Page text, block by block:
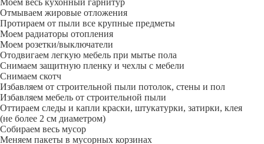
Моем весь кухонный гарнитур
Отмываем жировые отложения
Протираем от пыли все крупные предметы
Моем радиаторы отопления
Моем розетки/выключатели
Отодвигаем легкую мебель при мытье пола
Снимаем защитную пленку и чехлы с мебели
Снимаем скотч
Избавляем от строительной пыли потолок, стены и пол
Избавляем мебель от строительной пыли
Оттираем следы и капли краски, штукатурки, затирки, клея
(не более 2 см диаметром)
Собираем весь мусор
Меняем пакеты в мусорных корзинах